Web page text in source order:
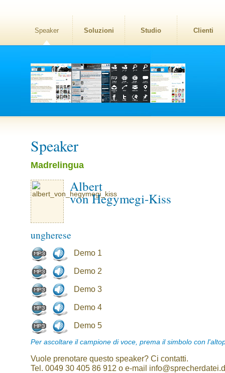
Speaker Soluzioni Studio Clienti
Speaker
Madrelingua
Albert
von Hegymegi-Kiss
ungherese
Demo 1
Demo 2
Demo 3
Demo 4
Demo 5
Per ascoltare il campione di voce, prema il simbolo con
Vuole prenotare questo speaker? Ci contatti.
Tel. 0049 30 405 86 912 o e-mail